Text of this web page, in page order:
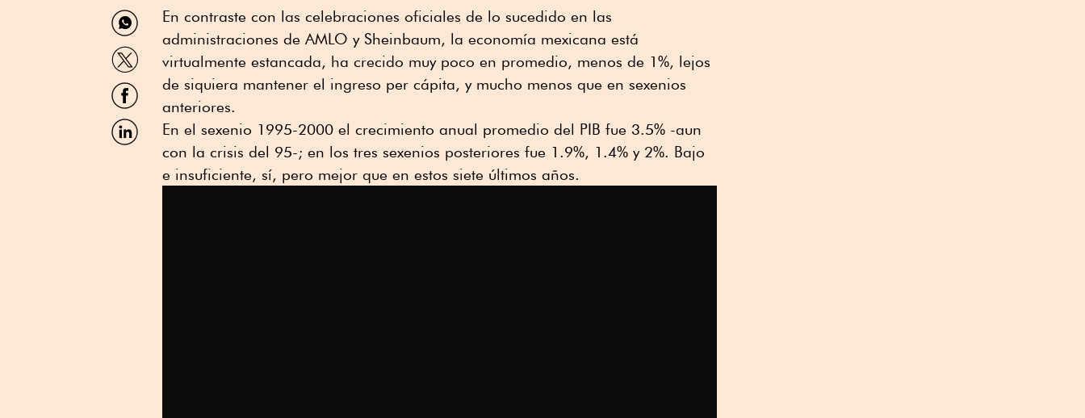
Compartir
por
WhatsApp
Compartir
por
Twitter
Compartir
por
Facebook
Compartir
por
En contraste con las celebraciones oficiales de lo sucedido en las
administraciones de AMLO y Sheinbaum, la economía mexicana está
virtualmente estancada, ha crecido muy poco en promedio, menos de 1%, lejos
de siquiera mantener el ingreso per cápita, y mucho menos que en sexenios
anteriores.
En el sexenio 1995-2000 el crecimiento anual promedio del PIB fue 3.5% -aun
con la crisis del 95-; en los tres sexenios posteriores fue 1.9%, 1.4% y 2%. Bajo
e insuficiente, sí, pero mejor que en estos siete últimos años.